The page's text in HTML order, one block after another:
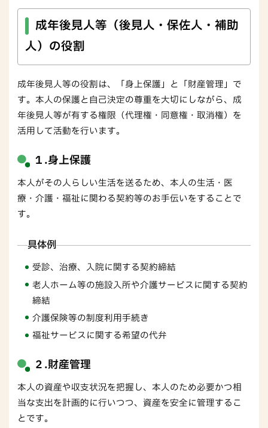
成年後見人等（後見人・保佐人・補助
人）の役割
成年後見人等の役割は、「身上保護」と「財産管理」で
す。本人の保護と自己決定の尊重を大切にしながら、成
年後見人等が有する権限（代理権・同意権・取消権）を
活用して活動を行います。
１.身上保護
本人がその人らしい生活を送るため、本人の生活・医
療・介護・福祉に関わる契約等のお手伝いをすることで
す。
具体例
受診、治療、入院に関する契約締結
老人ホーム等の施設入所や介護サービスに関する契約
締結
介護保険等の制度利用手続き
福祉サービスに関する希望の代弁
２.財産管理
本人の資産や収支状況を把握し、本人のため必要かつ相
当な支出を計画的に行いつつ、資産を安全に管理するこ
とです。